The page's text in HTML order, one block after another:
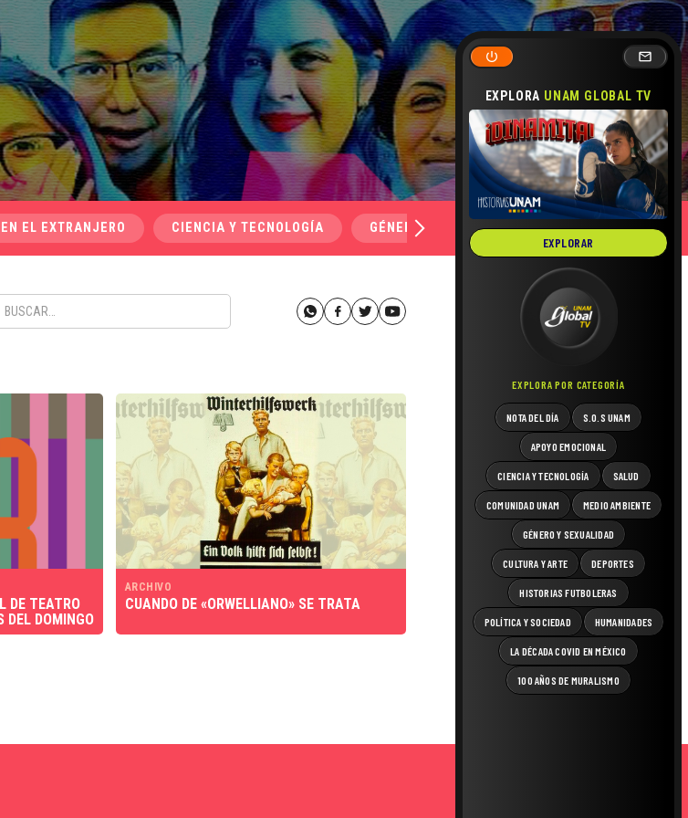
EXPLORA UNAM GLOBAL TV
EXPLORAR
EXPLORA POR CATEGORÍA
NOTA DEL DÍA S.O.S UNAM
APOYO EMOCIONAL
CIENCIA Y TECNOLOGÍA SALUD
COMUNIDAD UNAM MEDIO AMBIENTE
GÉNERO Y SEXUALIDAD
CULTURA Y ARTE DEPORTES
HISTORIAS FUTBOLERAS
POLÍTICA Y SOCIEDAD HUMANIDADES
LA DÉCADA COVID EN MÉXICO
100 AÑOS DE MURALISMO
EL EXTRANJERO CIENCIA Y TECNOLOGÍA GÉNERO Y SEXUALIDAD SALUD
DE TEATRO
DEL DOMINGO
ARCHIVO
CUANDO DE «ORWELLIANO» SE TRATA